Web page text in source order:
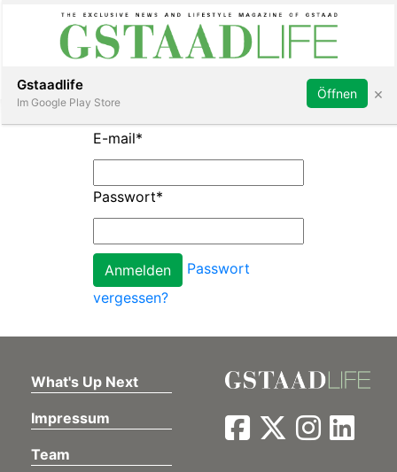
Subscribe Sign in
E-mail*
Passwort*
Passwort
vergessen?
What's Up Next
Impressum
Team
Gstaadlife
Im Google Play Store
Öffnen ×